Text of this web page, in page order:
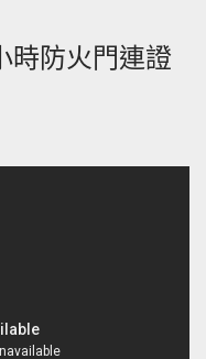
時防火門連證